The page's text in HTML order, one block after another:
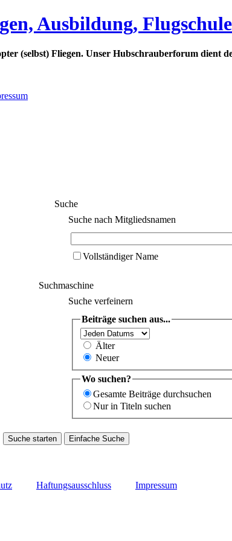
Ausbildung,
(selbst) Fliegen. Unser Hubschrauberforum dient
Suche
Suche nach Mitgliedsnamen
Vollständiger Name
Suchmaschine
Suche verfeinern
Beiträge suchen aus...
Älter
Neuer
Wo suchen?
Gesamte Beiträge durchsuchen
Nur in Titeln suchen
Haftungsausschluss
Impressum